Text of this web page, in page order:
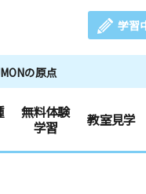
学習
の原点
無料体験
学習
教室見学